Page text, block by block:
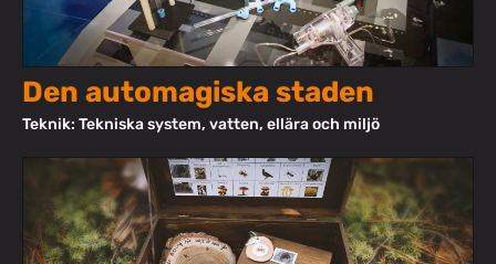
Den automagiska staden
Teknik: Tekniska system, vatten, ellära och miljö